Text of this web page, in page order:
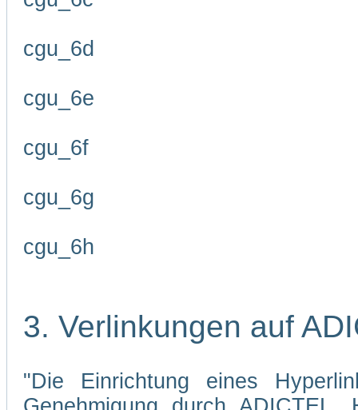
cgu_6d
cgu_6e
cgu_6f
cgu_6g
cgu_6h
3. Verlinkungen auf
"Die Einrichtung eines